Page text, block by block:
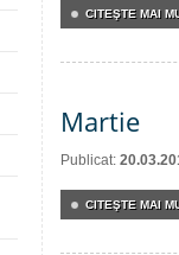
CITEŞTE MAI
Martie
Publicat:
CITEŞTE MAI